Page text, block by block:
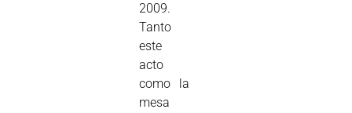
2009.
Tanto
este
acto
como la
mesa